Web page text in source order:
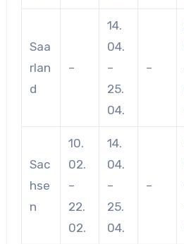
Saa
rlan
d
–
14.
04.
–
25.
04.
–
Sac
hse
n
10.
02.
–
22.
02.
14.
04.
–
25.
04.
–